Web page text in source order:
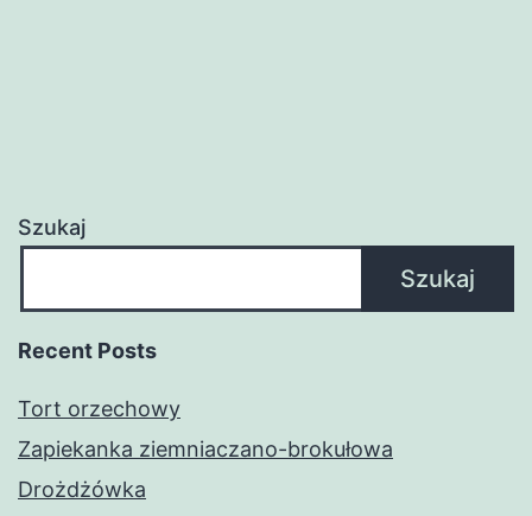
Szukaj
Szukaj
Recent Posts
Tort orzechowy
Zapiekanka ziemniaczano-brokułowa
Drożdżówka